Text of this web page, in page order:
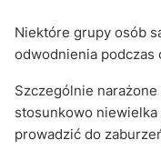
Niektóre grupy osób
odwodnienia podczas
Szczególnie narażone
stosunkowo
prowadzić do